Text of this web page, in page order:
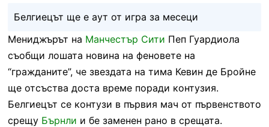
Белгиецът ще е аут от игра за месеци
Мениджърът на Манчестър Сити Пеп Гуардиола
съобщи лошата новина на феновете на
“гражданите”, че звездата на тима Кевин де Бройне
ще отсъства доста време поради контузия.
Белгиецът се контузи в първия мач от първенството
срещу Бърнли и бе заменен рано в срещата.